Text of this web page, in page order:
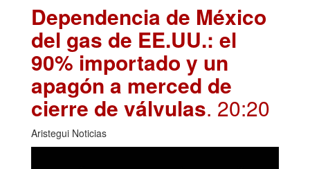
Dependencia de México
del gas de EE.UU.: el
90% importado y un
apagón a merced de
cierre de válvulas. 20:20
Aristegui Noticias